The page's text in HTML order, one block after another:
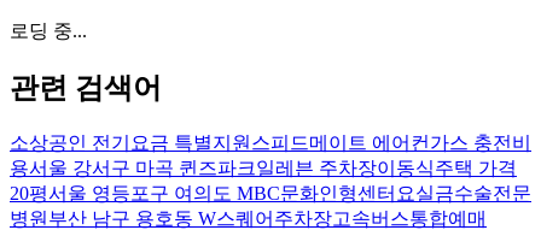
로딩 중...
관련 검색어
소상공인 전기요금 특별지원 스피드메이트 에어컨가스 충전비
용서울 강서구 마곡 퀸즈파크일레븐 주차장이동식주택 가격
20평서울 영등포구 여의도 MBC문화인형센터 요실금수술전문
병원 부산 남구 용호동 W스퀘어주차장고속버스통합예매